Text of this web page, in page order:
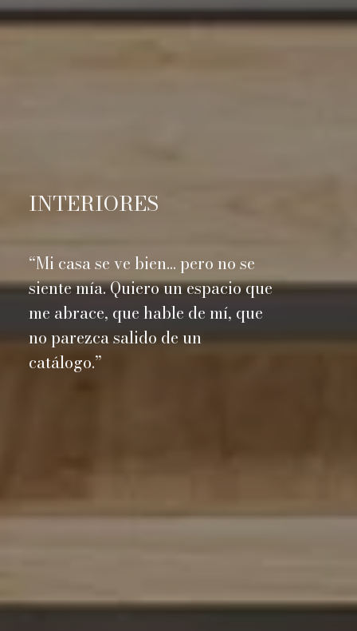
INTERIORES
“Mi casa se ve bien… pero no se
siente mía. Quiero un espacio que
me abrace, que hable de mí, que
no parezca salido de un
catálogo.”